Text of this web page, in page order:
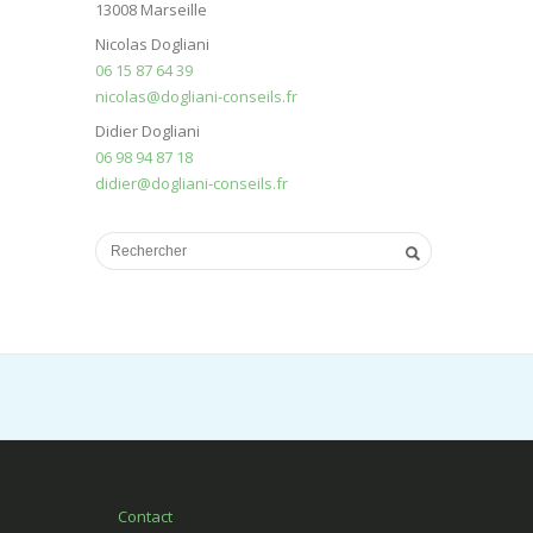
13008 Marseille
Nicolas Dogliani
06 15 87 64 39
nicolas@dogliani-conseils.fr
Didier Dogliani
06 98 94 87 18
didier@dogliani-conseils.fr
Contact